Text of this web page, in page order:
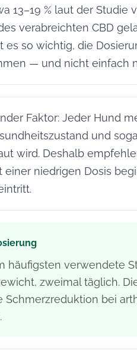
13–19 % laut der Studie
verabreichten CBD
es so wichtig, die
— und nicht einfach
Faktor: Jeder Hund
und
wird. Deshalb
niedrigen Dosis
häufigsten verwendete
zweimal täglich.
Schmerzreduktion bei